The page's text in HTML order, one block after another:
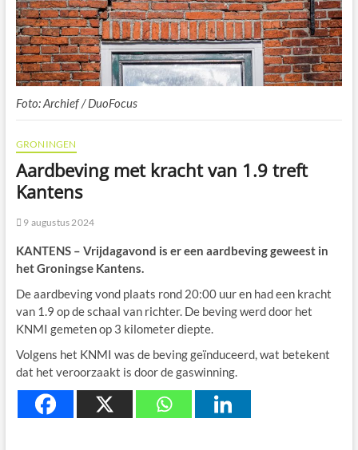
Foto: Archief / DuoFocus
GRONINGEN
Aardbeving met kracht van 1.9 treft
Kantens
9 augustus 2024
KANTENS – Vrijdagavond is er een aardbeving geweest in
het Groningse Kantens.
De aardbeving vond plaats rond 20:00 uur en had een kracht
van 1.9 op de schaal van richter. De beving werd door het
KNMI gemeten op 3 kilometer diepte.
Volgens het KNMI was de beving geïnduceerd, wat betekent
dat het veroorzaakt is door de gaswinning.